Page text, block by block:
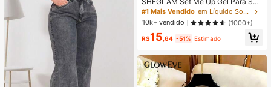
rancelhas Marca De Beleza Cosmé
Ticos Maquiagem Para Mulheres E
Meninas
#1 Mais Vendido
em Líquido Sobrancelhas
10k+ vendido
(1000+)
R$15 ,64 -51% Estimado